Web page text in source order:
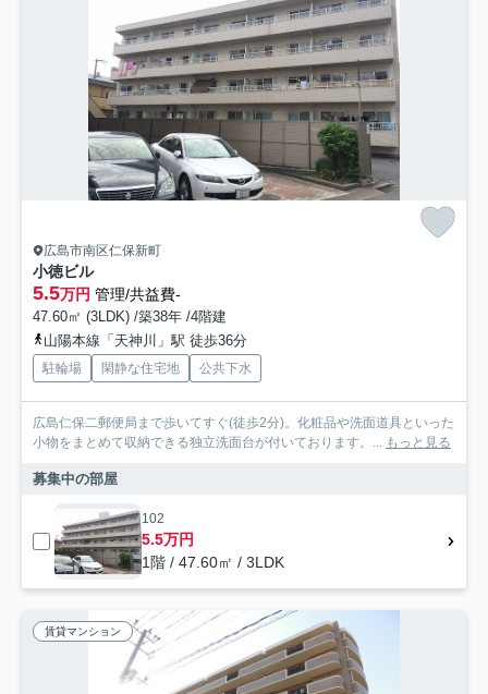
広島市南区仁保新町
小徳ビル
5.5万円 管理/共益費-
47.60㎡ (3LDK) /築38年 /4階建
山陽本線「天神川」駅 徒歩36分
駐輪場 閑静な住宅地 公共下水
広島仁保二郵便局まで歩いてすぐ(徒歩2分)。化粧品や洗面道具といった
小物をまとめて収納できる独立洗面台が付いております。... もっと見る
募集中の部屋
102
5.5万円
1階 / 47.60㎡ / 3LDK
賃貸マンション